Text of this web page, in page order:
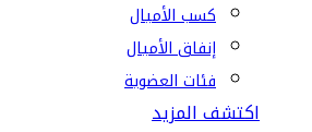
كسب الأميال
إنفاق الأميال
فئات العضوية
اكتشف المزيد